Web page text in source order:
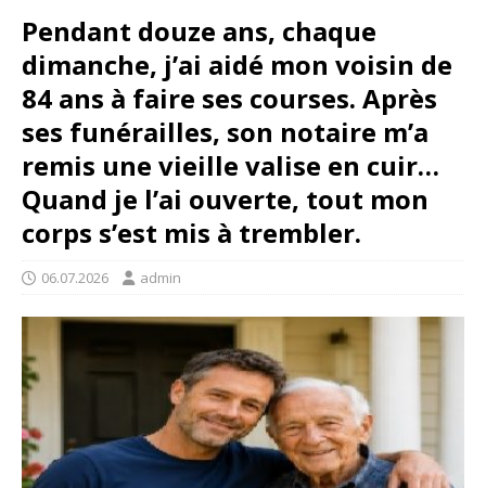
Pendant douze ans, chaque
dimanche, j’ai aidé mon voisin de
84 ans à faire ses courses. Après
ses funérailles, son notaire m’a
remis une vieille valise en cuir…
Quand je l’ai ouverte, tout mon
corps s’est mis à trembler.
06.07.2026 admin